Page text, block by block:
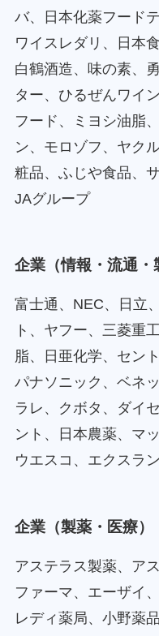
バ、日本化薬フード
ワイスレダリ、日本
白鶴酒造、味の素、
ター、ひるぜんワイ
フード、ミヨシ油脂
ン、モロゾフ、ヤク
粧品、ふじや食品、
JAグループ
企業（情報・流通・
富士通、NEC、日立
ト、ヤフー、三菱重
脂、日亜化学、セン
パナソニック、ベネ
ラレ、クボタ、ダイ
ント、日本農薬、マ
ウエスコ、エクスラ
企業（製薬・医療）
アステラス製薬、ア
ファーマ、エーザイ
レディ薬局、小野薬